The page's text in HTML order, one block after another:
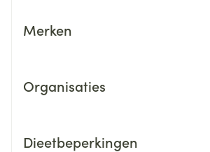
Merken
Organisaties
Dieetbeperkingen